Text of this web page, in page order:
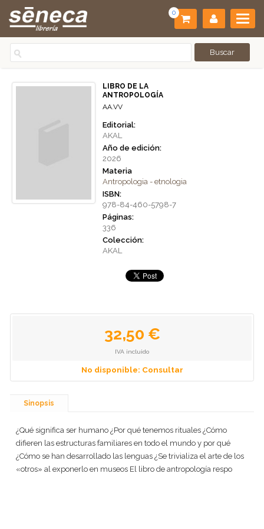
0
LIBRO DE LA
ANTROPOLOGÍA
AA.VV
Editorial:
AKAL
Año de edición:
2026
Materia
Antropologia - etnologia
ISBN:
978-84-460-5798-7
Páginas:
336
Colección:
AKAL
32,50 €
IVA incluido
No disponible: Consultar
Sinopsis
¿Qué significa ser humano ¿Por qué tenemos rituales ¿Cómo
difieren las estructuras familiares en todo el mundo y por qué
¿Cómo se han desarrollado las lenguas ¿Se trivializa el arte de los
«otros» al exponerlo en museos El libro de antropología respo